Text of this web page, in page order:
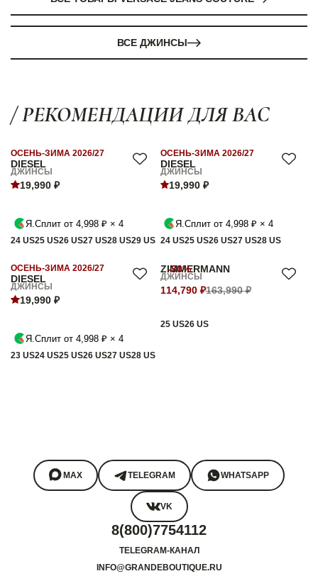
ВСЕ ДЖИНСЫ
/ РЕКОМЕНДАЦИИ ДЛЯ ВАС
DIESEL
ОСЕНЬ-ЗИМА 2026/27
ДЖИНСЫ
19,990 ₽
Я.Сплит от 4,998 ₽ × 4
24 US25 US26 US27 US28 US29 US
DIESEL
ОСЕНЬ-ЗИМА 2026/27
ДЖИНСЫ
19,990 ₽
Я.Сплит от 4,998 ₽ × 4
24 US25 US26 US27 US28 US
DIESEL
ОСЕНЬ-ЗИМА 2026/27
ДЖИНСЫ
19,990 ₽
Я.Сплит от 4,998 ₽ × 4
23 US24 US25 US26 US27 US28 US
-30%
ZIMMERMANN
ДЖИНСЫ
114,790 ₽163,990 ₽
25 US26 US
MAX TELEGRAM WHATSAPP
VK
8(800)7754112
TELEGRAM-КАНАЛ
INFO@GRANDEBOUTIQUE.RU